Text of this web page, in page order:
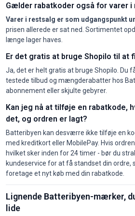
Gælder rabatkoder også for varer i
Varer i restsalg er som udgangspunkt
prisen allerede er sat ned. Sortimentet
længe lager haves.
Er det gratis at bruge Shopilo til at
Ja, det er helt gratis at bruge Shopilo. Du
testede tilbud og mængderabatter hos
abonnement eller skjulte gebyrer.
Kan jeg nå at tilføje en rabatkode,
det, og ordren er lagt?
Batteribyen kan desværre ikke tilføje en
med kreditkort eller MobilePay. Hvis
hvilket sker inden for 24 timer - bør du
kundeservice for at få standset din ordre,
foretage et nyt køb med din rabatkode.
Lignende Batteribyen-mærker,
lide